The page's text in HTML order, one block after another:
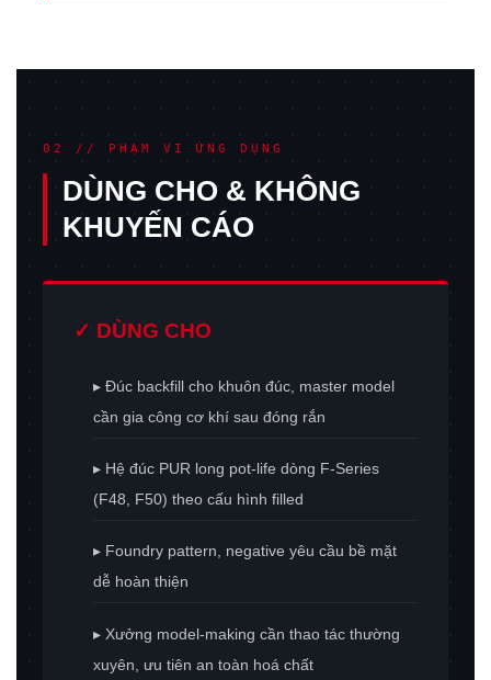
02 // PHẠM VI ỨNG DỤNG
DÙNG CHO & KHÔNG
KHUYẾN CÁO
✓ DÙNG CHO
▸ Đúc backfill cho khuôn đúc, master model
cần gia công cơ khí sau đóng rắn
▸ Hệ đúc PUR long pot-life dòng F-Series
(F48, F50) theo cấu hình filled
▸ Foundry pattern, negative yêu cầu bề mặt
dễ hoàn thiện
▸ Xưởng model-making cần thao tác thường
xuyên, ưu tiên an toàn hoá chất